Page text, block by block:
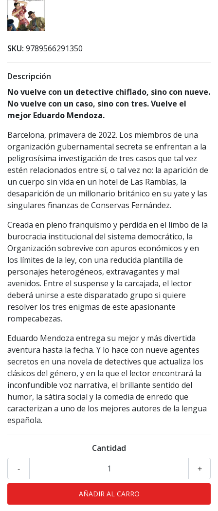
SKU: 9789566291350
Descripción
No vuelve con un detective chiflado, sino con nueve.
No vuelve con un caso, sino con tres.Vuelve el
mejor Eduardo Mendoza.
Barcelona, primavera de 2022. Los miembros de una
organización gubernamental secreta se enfrentan a la
peligrosísima investigación de tres casos que tal vez
estén relacionados entre sí, o tal vez no: la aparición de
un cuerpo sin vida en un hotel de Las Ramblas, la
desaparición de un millonario británico en su yate y las
singulares finanzas de Conservas Fernández.
Creada en pleno franquismo y perdida en el limbo de la
burocracia institucional del sistema democrático, la
Organización sobrevive con apuros económicos y en
los límites de la ley, con una reducida plantilla de
personajes heterogéneos, extravagantes y mal
avenidos. Entre el suspense y la carcajada, el lector
deberá unirse a este disparatado grupo si quiere
resolver los tres enigmas de este apasionante
rompecabezas.
Eduardo Mendoza entrega su mejor y más divertida
aventura hasta la fecha. Y lo hace con nueve agentes
secretos en una novela de detectives que actualiza los
clásicos del género, y en la que el lector encontrará la
inconfundible voz narrativa, el brillante sentido del
humor, la sátira social y la comedia de enredo que
caracterizan a uno de los mejores autores de la lengua
española.
Cantidad
+
-